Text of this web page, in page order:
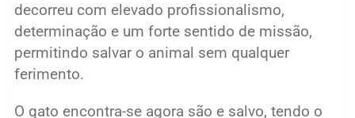
decorreu com elevado profissionalismo,
determinação e um forte sentido de missão,
permitindo salvar o animal sem qualquer
ferimento.
O gato encontra-se agora são e salvo, tendo o